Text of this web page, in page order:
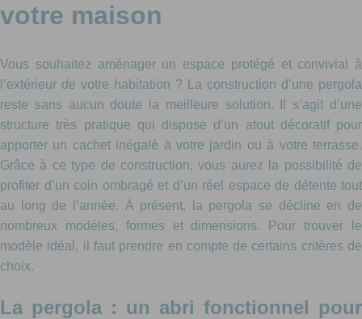
votre maison
Vous souhaitez aménager un espace protégé et convivial à
l’extérieur de votre habitation ? La construction d’une pergola
reste sans aucun doute la meilleure solution. Il s’agit d’une
structure très pratique qui dispose d’un atout décoratif pour
apporter un cachet inégalé à votre jardin ou à votre terrasse.
Grâce à ce type de construction, vous aurez la possibilité de
profiter d’un coin ombragé et d’un réel espace de détente tout
au long de l’année. À présent, la pergola se décline en de
nombreux modèles, formes et dimensions. Pour trouver le
modèle idéal, il faut prendre en compte de certains critères de
choix.
La pergola : un abri fonctionnel pour